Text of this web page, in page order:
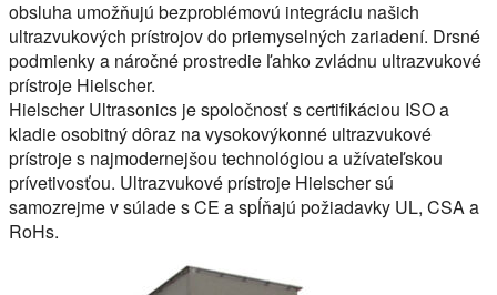
obsluha umožňujú bezproblémovú integráciu našich
ultrazvukových prístrojov do priemyselných zariadení. Drsné
podmienky a náročné prostredie ľahko zvládnu ultrazvukové
prístroje Hielscher.
Hielscher Ultrasonics je spoločnosť s certifikáciou ISO a
kladie osobitný dôraz na vysokovýkonné ultrazvukové
prístroje s najmodernejšou technológiou a užívateľskou
prívetivosťou. Ultrazvukové prístroje Hielscher sú
samozrejme v súlade s CE a spĺňajú požiadavky UL, CSA a
RoHs.